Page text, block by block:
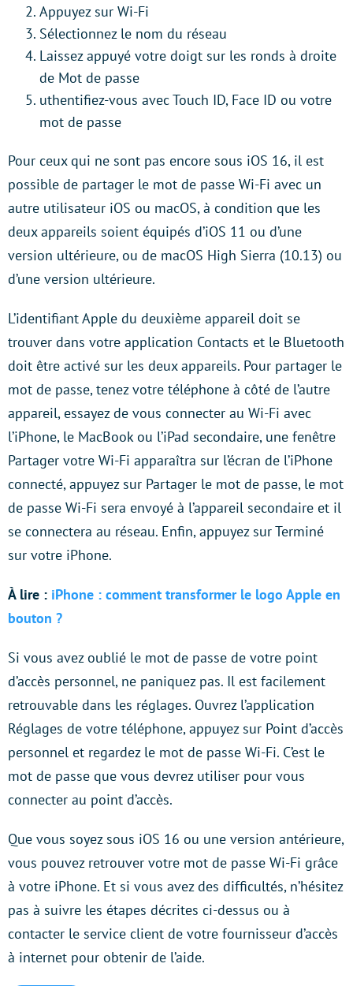
Appuyez sur Wi-Fi
Sélectionnez le nom du réseau
Laissez appuyé votre doigt sur les ronds à droite
de Mot de passe
uthentifiez-vous avec Touch ID, Face ID ou votre
mot de passe
Pour ceux qui ne sont pas encore sous iOS 16, il est
possible de partager le mot de passe Wi-Fi avec un
autre utilisateur iOS ou macOS, à condition que les
deux appareils soient équipés d’iOS 11 ou d’une
version ultérieure, ou de macOS High Sierra (10.13) ou
d’une version ultérieure.
L’identifiant Apple du deuxième appareil doit se
trouver dans votre application Contacts et le Bluetooth
doit être activé sur les deux appareils. Pour partager le
mot de passe, tenez votre téléphone à côté de l’autre
appareil, essayez de vous connecter au Wi-Fi avec
l’iPhone, le MacBook ou l’iPad secondaire, une fenêtre
Partager votre Wi-Fi apparaîtra sur l’écran de l’iPhone
connecté, appuyez sur Partager le mot de passe, le mot
de passe Wi-Fi sera envoyé à l’appareil secondaire et il
se connectera au réseau. Enfin, appuyez sur Terminé
sur votre iPhone.
À lire : iPhone : comment transformer le logo Apple en
bouton ?
Si vous avez oublié le mot de passe de votre point
d’accès personnel, ne paniquez pas. Il est facilement
retrouvable dans les réglages. Ouvrez l’application
Réglages de votre téléphone, appuyez sur Point d’accès
personnel et regardez le mot de passe Wi-Fi. C’est le
mot de passe que vous devrez utiliser pour vous
connecter au point d’accès.
Que vous soyez sous iOS 16 ou une version antérieure,
vous pouvez retrouver votre mot de passe Wi-Fi grâce
à votre iPhone. Et si vous avez des difficultés, n’hésitez
pas à suivre les étapes décrites ci-dessus ou à
contacter le service client de votre fournisseur d’accès
à internet pour obtenir de l’aide.